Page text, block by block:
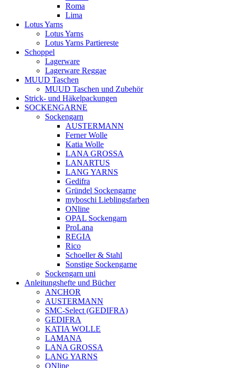
Roma
Lima
Lotus Yarns
Lotus Yarns
Lotus Yarns Partiereste
Schoppel
Lagerware
Lagerware Reggae
MUUD Taschen
MUUD Taschen und Zubehör
Strick- und Häkelpackungen
SOCKENGARNE
Sockengarn
AUSTERMANN
Ferner Wolle
Katia Wolle
LANA GROSSA
LANARTUS
LANG YARNS
Gedifra
Gründel Sockengarne
myboschi Lieblingsfarben
ONline
OPAL Sockengarn
ProLana
REGIA
Rico
Schoeller & Stahl
Sonstige Sockengarne
Sockengarn uni
Anleitungshefte und Bücher
ANCHOR
AUSTERMANN
SMC-Select (GEDIFRA)
GEDIFRA
KATIA WOLLE
LAMANA
LANA GROSSA
LANG YARNS
ONline